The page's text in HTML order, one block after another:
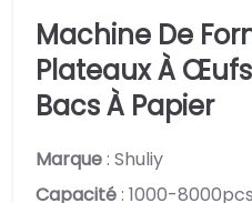
Machine De
Plateaux À
Bacs À Papier
Marque : Shuliy
Capacité : 1000-